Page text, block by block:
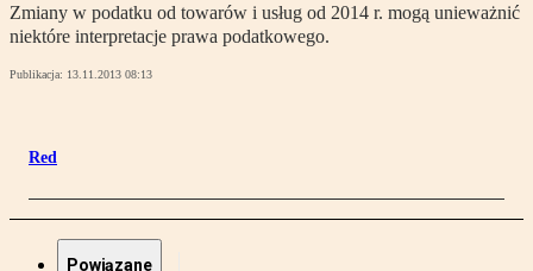
Zmiany w podatku od towarów i usług od 2014 r. mogą unieważnić
niektóre interpretacje prawa podatkowego.
Publikacja: 13.11.2013 08:13
Red
Powiązane